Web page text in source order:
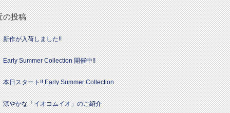
の投稿
新作が入荷しました!!
Early Summer Collection 開催中!!
本日スタート!! Early Summer Collection
涼やかな「イオコムイオ」のご紹介